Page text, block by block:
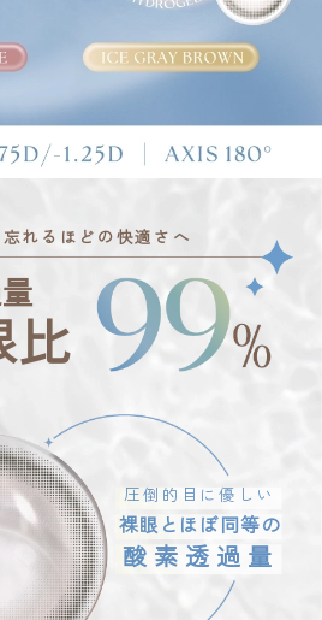
れるほどの快適さへ
比
圧倒的目に優しい
裸眼とほぼ同等の
酸素透過量